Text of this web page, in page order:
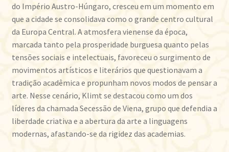
do Império Austro-Húngaro, cresceu em um momento em
que a cidade se consolidava como o grande centro cultural
da Europa Central. A atmosfera vienense da época,
marcada tanto pela prosperidade burguesa quanto pelas
tensões sociais e intelectuais, favoreceu o surgimento de
movimentos artísticos e literários que questionavam a
tradição acadêmica e propunham novos modos de pensar a
arte. Nesse cenário, Klimt se destacou como um dos
líderes da chamada Secessão de Viena, grupo que defendia a
liberdade criativa e a abertura da arte a linguagens
modernas, afastando-se da rigidez das academias.